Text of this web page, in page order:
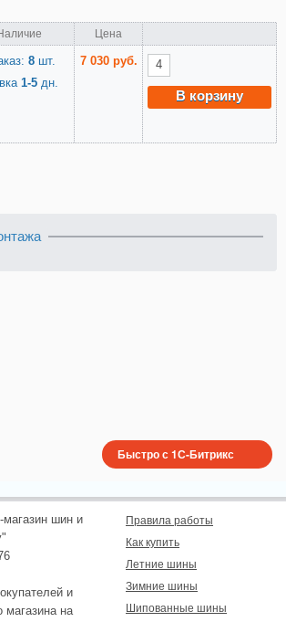
Цена
8 шт.
1-5 дн.
7 030 руб.
В корзину
магазин шин и
Правила работы
Как купить
Летние шины
Зимние шины
Шипованные шины
Быстро с 1С-Битрикс